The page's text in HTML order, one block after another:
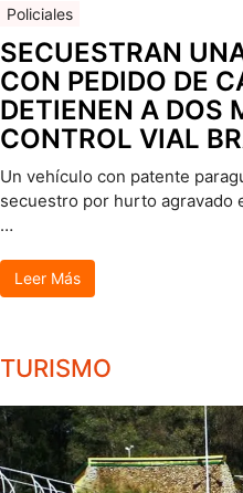
Policiales
SECUESTRAN
CON PEDIDO DE
DETIENEN A DOS
CONTROL VIAL
Un vehículo con patente
secuestro por hurto agravado
…
Leer Más
TURISMO